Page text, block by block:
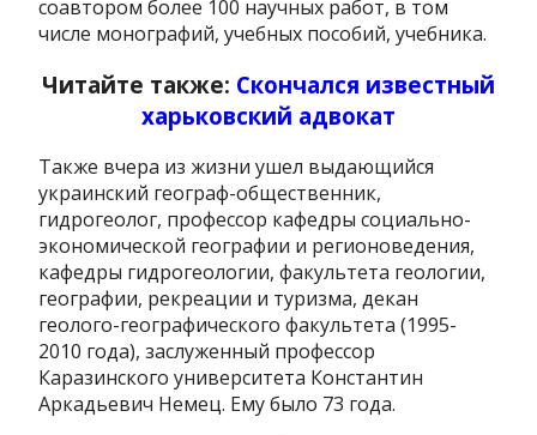
соавтором более 100 научных работ, в том
числе монографий, учебных пособий, учебника.
Читайте также: Скончался известный
харьковский адвокат
Также вчера из жизни ушел выдающийся
украинский географ-общественник,
гидрогеолог, профессор кафедры социально-
экономической географии и регионоведения,
кафедры гидрогеологии, факультета геологии,
географии, рекреации и туризма, декан
геолого-географического факультета (1995-
2010 года), заслуженный профессор
Каразинского университета Константин
Аркадьевич Немец. Ему было 73 года.